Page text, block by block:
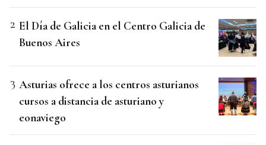
El Día de Galicia en el Centro Galicia de
Buenos Aires
Asturias ofrece a los centros asturianos
cursos a distancia de asturiano y
eonaviego